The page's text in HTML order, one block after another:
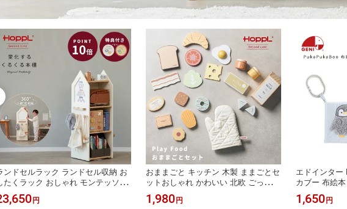
ンドセルラック ランドセル収納 お
たくラック おしゃれ モンテッソー
本棚 回転本棚 絵本棚 回転式本棚
製 3段 子供部屋 絵本ラック 知育家
円
おままごと キッチン 木製 ままごとセ
ットおしゃれ かわいい 北欧 ごっこ遊
び ギフト 女の子 男の子 3歳 4歳 誕生
日 プレゼント 女の子 木のおもちゃ
1,980 円
エドインター
カブー 布絵
ほん 布のお
ベビーカー 0
1,650 円